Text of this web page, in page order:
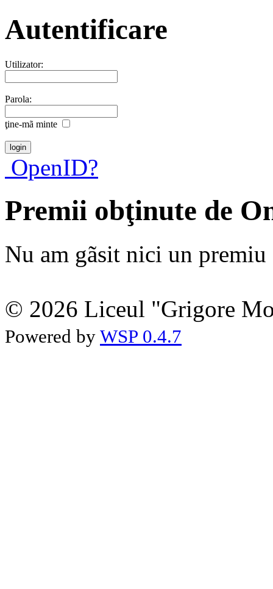
Autentificare
Utilizator:
Parola:
ţine-mã minte
OpenID?
Premii obţinute de
Nu am gãsit nici un premiu
© 2026 Liceul "Grigore
Powered by WSP 0.4.7